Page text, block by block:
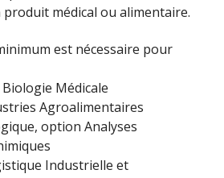
produit médical ou alimentaire.
est nécessaire pour
Médicale
Agroalimentaires
option Analyses
Industrielle et